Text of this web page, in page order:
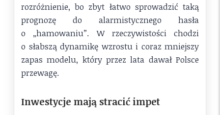
rozróżnienie, bo zbyt łatwo sprowadzić taką
prognozę do alarmistycznego hasła
o „hamowaniu”. W rzeczywistości chodzi
o słabszą dynamikę wzrostu i coraz mniejszy
zapas modelu, który przez lata dawał Polsce
przewagę.
Inwestycje mają stracić impet